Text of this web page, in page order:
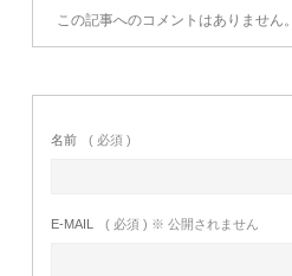
この記事へのコメントはありません。
名前 ( 必須 )
E-MAIL ( 必須 ) ※ 公開されません